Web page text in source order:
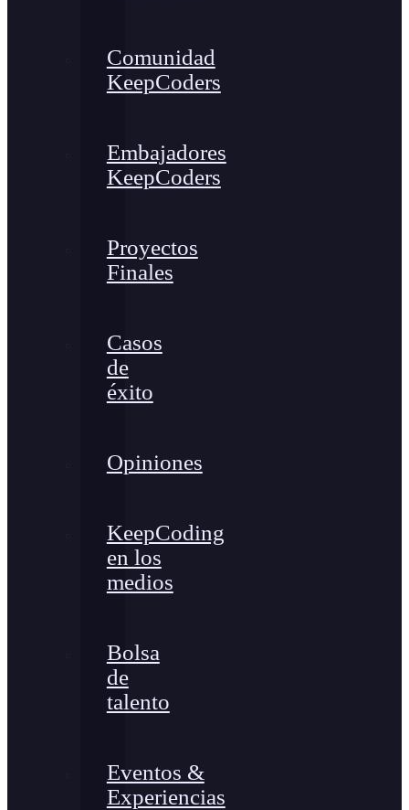
Comunidad
KeepCoders
Embajadores
KeepCoders
Proyectos
Finales
Casos
de
éxito
Opiniones
KeepCoding
en los
medios
Bolsa
de
talento
Eventos &
Experiencias